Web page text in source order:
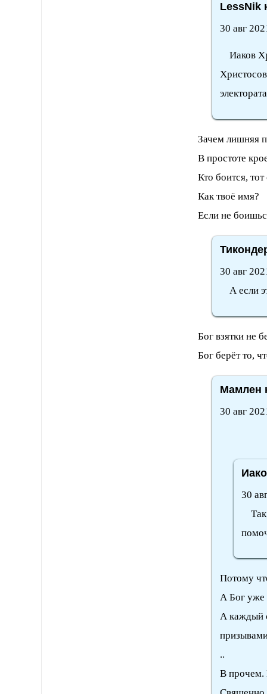
LessNik
30 авг
Иаков
Зачем лишняя
В простоте
Кто боится,
Как твоё имя?
Если не
30 авг
А если
Бог взятки не
Бог берёт то,
Мамлен
30 авг
30
Потому
А Бог уже
А каждый
..
В прочем.